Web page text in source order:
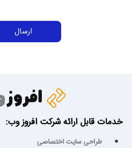
خدمات قابل ارائه شرکت افروز وب:
طراحی سایت اختصاصی